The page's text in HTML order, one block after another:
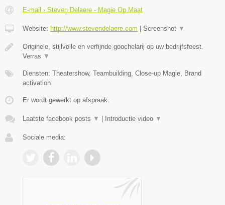
E-mail › Steven Delaere - Magie Op Maat
Website: http://www.stevendelaere.com Screenshot ▼
Originele, stijlvolle en verfijnde goochelarij op uw bedrijfsfeest.
Verras ▼
Diensten: Theatershow, Teambuilding, Close-up Magie, Brand
activation
Er wordt gewerkt op afspraak.
Laatste facebook posts ▼ Introductie video ▼
Sociale media: